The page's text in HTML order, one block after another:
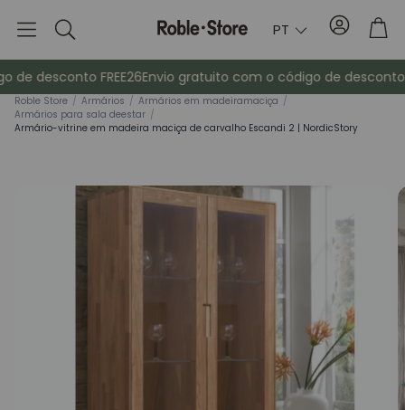
Pesquisa PT Conta
Armários Mesas de
Mobiliário
desconto FREE26Envio gratuito com o código de desconto
Roble Store / Armários / Armários em madeiramaciça /
Armários para sala deestar /
Armário-vitrine em madeira maciça de carvalho Escandi 2 | NordicStory